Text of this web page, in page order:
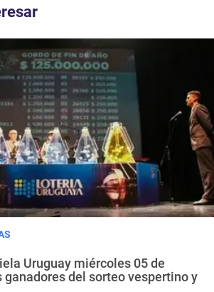
Uruguay miércoles 05 de
ganadores del sorteo vespertino y